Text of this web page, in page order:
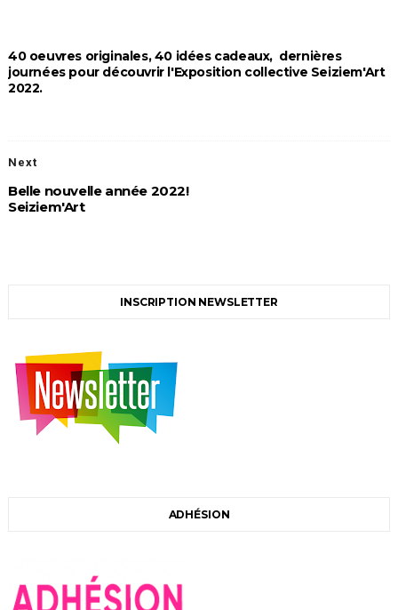
40 oeuvres originales, 40 idées cadeaux, dernières
journées pour découvrir l'Exposition collective Seiziem'Art
2022.
Next
Belle nouvelle année 2022!
Seiziem'Art
INSCRIPTION NEWSLETTER
ADHÉSION